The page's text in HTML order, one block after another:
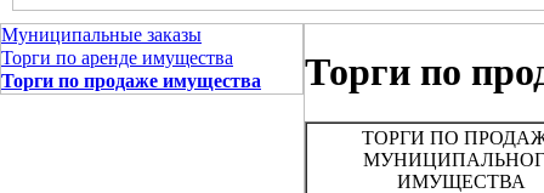
Муниципальные заказы
Торги по аренде имущества
Торги по продаже имущества
Торги по
ТОРГИ ПО
ИМУЩЕСТВА